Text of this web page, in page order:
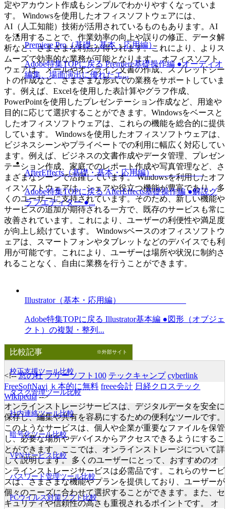
定やアカウント作成もシンプルでわかりやすくなっていま
す。 Windowsを使用したオフィスソフトウェアには、
AI（人工知能）技術が活用されているものもあります。AI
を活用することで、作業効率の向上や誤りの修正、データ解
析など、さまざまな利点が得られます。これにより、よりス
ムーズで効率的な業務が可能となります。 オフィスソフト
ウェアは、メールやオンライン文書の作成、スプレッドシー
トの作成など、さまざまな形式での業務をサポートしていま
す。例えば、Excelを使用した表計算やグラフ作成、
PowerPointを使用したプレゼンテーション作成など、用途や
目的に応じて選択することができます。Windowsをベースと
したオフィスソフトウェアは、これらの機能を総合的に提供
しています。 Windowsを使用したオフィスソフトウェアは、
ビジネスシーンやプライベートでの利用に幅広く対応してい
ます。例えば、ビジネスの文書作成やデータ管理、プレゼン
テーション作成、家庭でのレポート作成や写真管理など、さ
まざまなシーンで活躍しています。 Windowsを利用したオフ
ィスソフトウェアは、シェアや役立つ機能が豊富であり、多
くのユーザーに支持されています。そのため、新しい機能や
サービスの追加が期待される一方で、既存のサービスも常に
改善されています。これにより、ユーザーの利便性や満足度
が向上し続けています。 Windowsベースのオフィスソフトウ
ェアは、スマートフォンやタブレットなどのデバイスでも利
用が可能です。これにより、ユーザーは場所や状況に制約さ
れることなく、自由に業務を行うことができます。
<!--窓の杜 フリーソフト100 テックキャンプ cyberlink
FreeSoftNavi ｋ本的に無料 freee会計 日経クロステック
Wikipedia-->
オンラインストレージサービスは、デジタルデータを安全に
保存し、編集や共有を容易にするための便利なツールです。
このようなサービスは、個人や企業が重要なファイルを保管
し、必要な場所やデバイスからアクセスできるようにするこ
とができます。ここでは、オンラインストレージについて詳
しく説明します。 多くのユーザーにとって、おすすめのオ
ンラインストレージサービスは必需品です。これらのサービ
スは、さまざまな機能やプランを提供しており、ユーザーが
個々のニーズに合わせて選択することができます。また、セ
キュリティや信頼性の高さも重視されるポイントです。 オ
Premiere Pro（基礎・基本・応用編）
Adobe特集TOPに戻る Premiere基礎操作編 ●オーディオ
編集、場面演出に優れたエ...
AfterEffects（基礎・基本・応用編）
Adobe特集TOPに戻る AfterEffects基礎操作編 ●解説グ
ラフエディター ●...
Illustrator（基本・応用編）
Adobe特集TOPに戻る Illustrator基本編 ●図形（オブジェ
クト）の複製・整列...
比較記事 ※外部サイト
校正支援ツール比較
タスク管理ツール比較
社内連絡ツール比較
暗号化ツール比較
VPNサービス比較
パスワード管理ツール比較
PCウイルス対策ソフト比較